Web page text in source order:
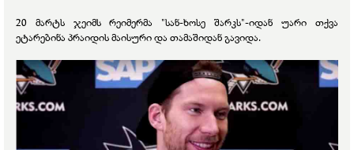
20 მარტს ჯეიმს რეიმერმა "სან-ხოსე შარკს"-იდან უარი თქვა
ეტარებინა პრაიდის მაისური და თამაშიდან გავიდა.